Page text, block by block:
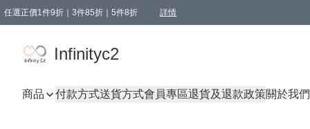
任選正價1件9折｜3件85折｜5件8折 詳情
Infinityc2
商品 付款方式送貨方式會員專區退貨及退款政策關於我們